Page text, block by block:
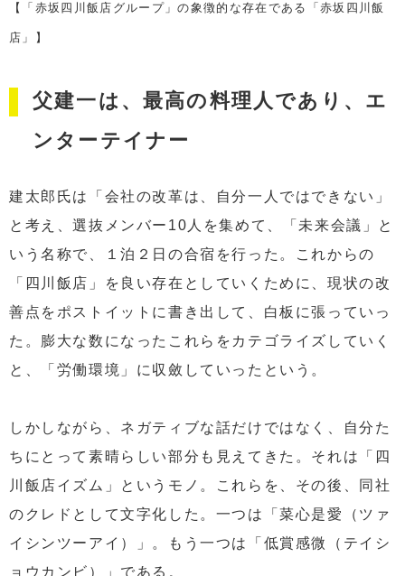
【「赤坂四川飯店グループ」の象徴的な存在である「赤坂四川飯
店」】
父建一は、最高の料理人であり、エ
ンターテイナー
建太郎氏は「会社の改革は、自分一人ではできない」
と考え、選抜メンバー10人を集めて、「未来会議」と
いう名称で、１泊２日の合宿を行った。これからの
「四川飯店」を良い存在としていくために、現状の改
善点をポストイットに書き出して、白板に張っていっ
た。膨大な数になったこれらをカテゴライズしていく
と、「労働環境」に収斂していったという。
しかしながら、ネガティブな話だけではなく、自分た
ちにとって素晴らしい部分も見えてきた。それは「四
川飯店イズム」というモノ。これらを、その後、同社
のクレドとして文字化した。一つは「菜心是愛（ツァ
イシンツーアイ）」。もう一つは「低賞感微（テイシ
ョウカンビ）」である。